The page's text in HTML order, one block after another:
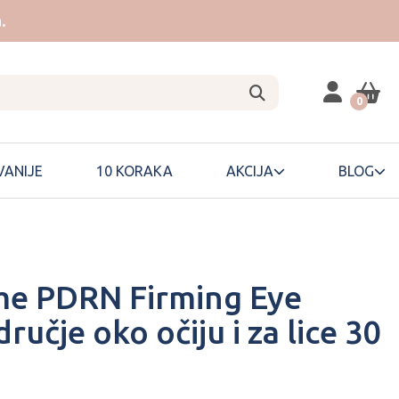
0
10 KORAKA AKCIJA BLOG
PDRN Firming Eye
oko očiju i za lice 30